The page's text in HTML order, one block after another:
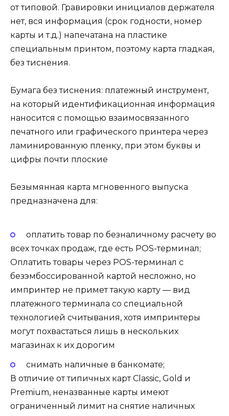
от типовой. Гравировки инициалов держателя
нет, вся информация (срок годности, номер
карты и т.д.) напечатана на пластике
специальным принтом, поэтому карта гладкая,
без тиснения.
Бумага без тиснения: платежный инструмент,
на который идентификационная информация
наносится с помощью взаимосвязанного
печатного или графического принтера через
ламинированную пленку, при этом буквы и
цифры почти плоские
Безымянная карта мгновенного выпуска
предназначена для:
оплатить товар по безналичному расчету во
всех точках продаж, где есть POS-терминал;
Оплатить товары через POS-терминал с
безэмбоссированной картой несложно, но
импринтер не примет такую ​​карту — вид
платежного терминала со специальной
технологией считывания, хотя импринтеры
могут похвастаться лишь в нескольких
магазинах к их дорогим
снимать наличные в банкомате;
В отличие от типичных карт Classic, Gold и
Premium, неназванные карты имеют
ограниченный лимит на снятие наличных